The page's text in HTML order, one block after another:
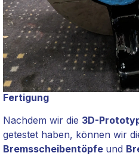
Fertigung
Nachdem wir die 3D-
getestet haben, können wir
Bremsscheibentöpfe und